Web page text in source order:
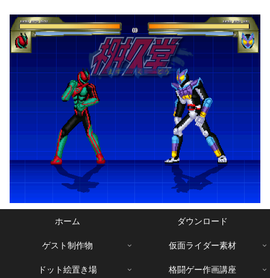
ホーム ダウンロード
ゲスト制作物 仮面ライダー素材
ドット絵置き場 格闘ゲー作画講座